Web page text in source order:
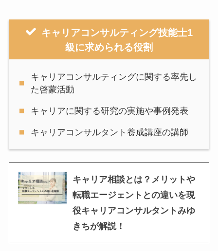
キャリアコンサルティング技能士1
級に求められる役割
キャリアコンサルティングに関する率先し
た啓蒙活動
キャリアに関する研究の実施や事例発表
キャリアコンサルタント養成講座の講師
キャリア相談とは？メリットや
転職エージェントとの違いを現
役キャリアコンサルタントみゆ
きちが解説！